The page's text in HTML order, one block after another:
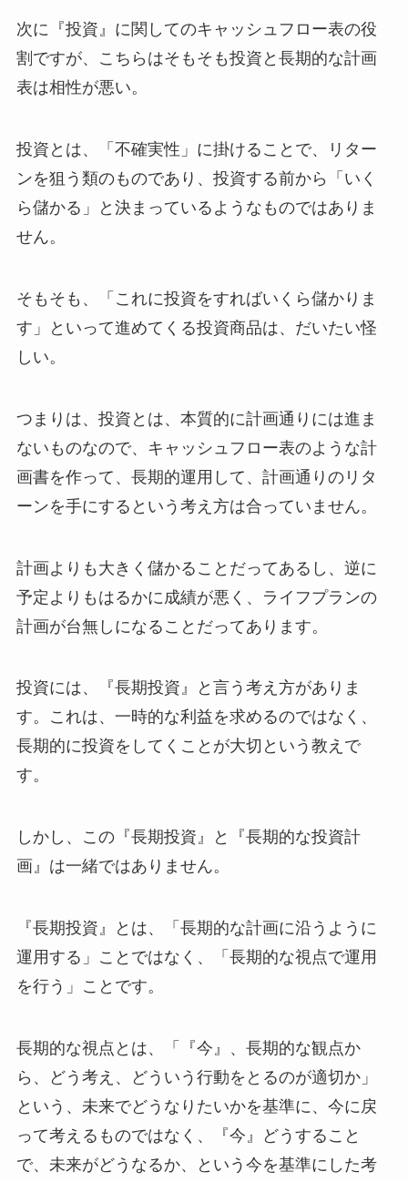
次に『投資』に関してのキャッシュフロー表の役
割ですが、こちらはそもそも投資と長期的な計画
表は相性が悪い。
投資とは、「不確実性」に掛けることで、リター
ンを狙う類のものであり、投資する前から「いく
ら儲かる」と決まっているようなものではありま
せん。
そもそも、「これに投資をすればいくら儲かりま
す」といって進めてくる投資商品は、だいたい怪
しい。
つまりは、投資とは、本質的に計画通りには進ま
ないものなので、キャッシュフロー表のような計
画書を作って、長期的運用して、計画通りのリタ
ーンを手にするという考え方は合っていません。
計画よりも大きく儲かることだってあるし、逆に
予定よりもはるかに成績が悪く、ライフプランの
計画が台無しになることだってあります。
投資には、『長期投資』と言う考え方がありま
す。これは、一時的な利益を求めるのではなく、
長期的に投資をしてくことが大切という教えで
す。
しかし、この『長期投資』と『長期的な投資計
画』は一緒ではありません。
『長期投資』とは、「長期的な計画に沿うように
運用する」ことではなく、「長期的な視点で運用
を行う」ことです。
長期的な視点とは、「『今』、長期的な観点か
ら、どう考え、どういう行動をとるのが適切か」
という、未来でどうなりたいかを基準に、今に戻
って考えるものではなく、『今』どうすること
で、未来がどうなるか、という今を基準にした考